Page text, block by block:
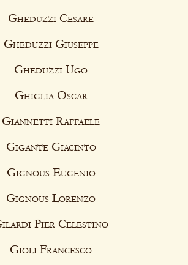
Gheduzzi Cesare
Gheduzzi Giuseppe
Gheduzzi Ugo
Ghiglia Oscar
Giannetti Raffaele
Gigante Giacinto
Gignous Eugenio
Gignous Lorenzo
Pier Celestino
Gioli Francesco